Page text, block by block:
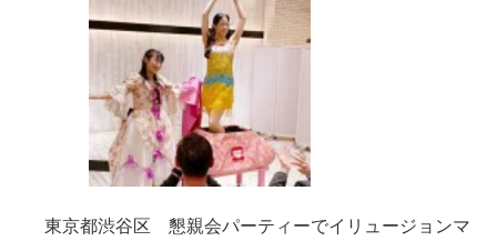
東京都渋谷区 懇親会パーティーでイリュージョンマ